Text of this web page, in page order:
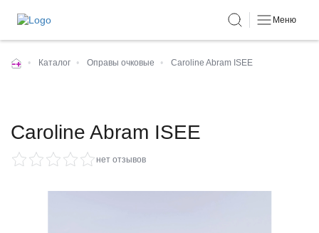
Меню
• Каталог • Оправы очковые • Caroline Abram ISEE
Caroline Abram ISEE
нет отзывов